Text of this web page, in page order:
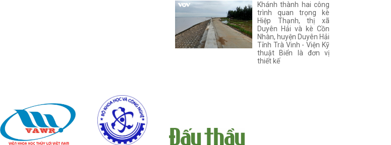
Khánh thành hai công
trình quan trọng kè
Hiệp Thạnh, thị xã
Duyên Hải và kè Cồn
Nhàn, huyện Duyên Hải
Tỉnh Trà Vinh - Viện Kỹ
thuật Biển là đơn vị
thiết kế